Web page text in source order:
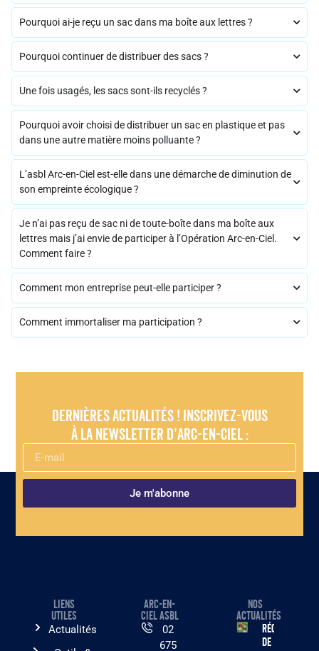
Pourquoi ai-je reçu un sac dans ma boîte aux lettres ?
Pourquoi continuer de distribuer des sacs ?
Une fois usagés, les sacs sont-ils recyclés ?
Pourquoi avoir choisi de distribuer un sac en plastique et pas
dans une autre matière moins polluante ?
L’asbl Arc-en-Ciel est-elle dans une démarche de diminution de
son empreinte écologique ?
Je n’ai pas reçu de sac ni de toute-boîte dans ma boîte aux
lettres mais j’ai envie de participer à l’Opération Arc-en-Ciel.
Comment faire ?
Comment mon entreprise peut-elle participer ?
Comment immortaliser ma participation ?
Dernières actualités ! Inscrivez-vous
à la newsletter d’Arc-en-Ciel :
Je m'abonne
LIENS
UTILES
Actualités
ARC-EN-
CIEL ASBL
02
675
NOS
ACTUALITÉS
Récolte
de